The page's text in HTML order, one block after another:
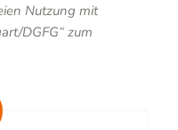
Nutzung mit
DGFG“ zum